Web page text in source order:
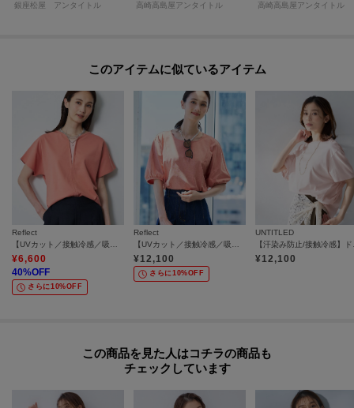
銀座松屋 アンタイトル
高崎高島屋アンタイトル
高崎高島屋アンタイトル
このアイテムに似ているアイテム
Reflect
【UVカット／接触冷感／吸水速乾】フレアスリーブプルオーバー
¥6,600
40%OFF
さらに10%OFF
Reflect
【UVカット／接触冷感／吸水速乾】ギャザースリーブカットソー
¥12,100
さらに10%OFF
UNTITLED
【汗
¥12,100
この商品を見た人はコチラの商品も
チェックしています